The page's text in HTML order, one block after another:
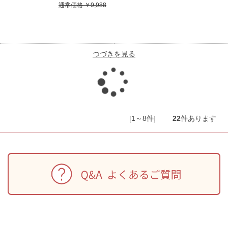
通常価格 ￥9,988
つづきを見る
み
込
[1～8件] 22件あります